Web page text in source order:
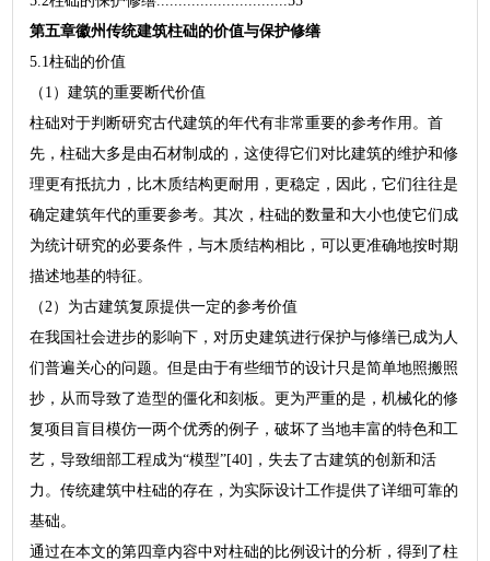
第五章徽州传统建筑柱础的价值与保护修缮
5.1柱础的价值
（1）建筑的重要断代价值
柱础对于判断研究古代建筑的年代有非常重要的参考作用。首
先，柱础大多是由石材制成的，这使得它们对比建筑的维护和修
理更有抵抗力，比木质结构更耐用，更稳定，因此，它们往往是
确定建筑年代的重要参考。其次，柱础的数量和大小也使它们成
为统计研究的必要条件，与木质结构相比，可以更准确地按时期
描述地基的特征。
（2）为古建筑复原提供一定的参考价值
在我国社会进步的影响下，对历史建筑进行保护与修缮已成为人
们普遍关心的问题。但是由于有些细节的设计只是简单地照搬照
抄，从而导致了造型的僵化和刻板。更为严重的是，机械化的修
复项目盲目模仿一两个优秀的例子，破坏了当地丰富的特色和工
艺，导致细部工程成为“模型”[40]，失去了古建筑的创新和活
力。传统建筑中柱础的存在，为实际设计工作提供了详细可靠的
基础。
通过在本文的第四章内容中对柱础的比例设计的分析，得到了柱